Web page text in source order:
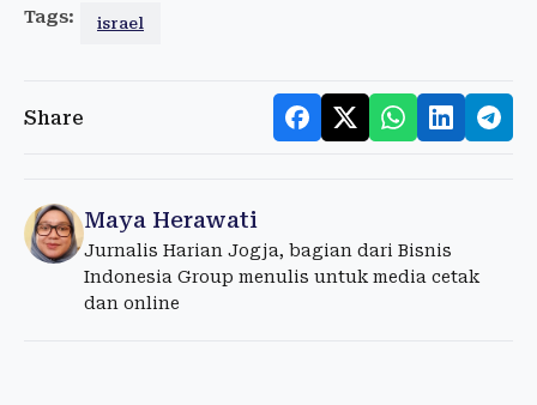
Tags: israel
Share
Maya Herawati
Jurnalis Harian Jogja, bagian dari Bisnis
Indonesia Group menulis untuk media cetak
dan online